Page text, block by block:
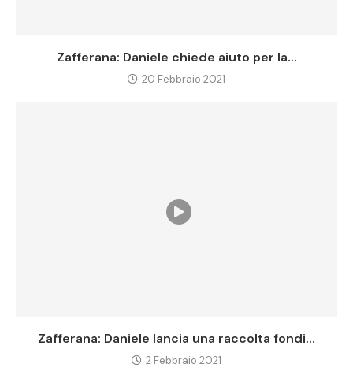
Zafferana: Daniele chiede aiuto per la...
20 Febbraio 2021
Zafferana: Daniele lancia una raccolta fondi...
2 Febbraio 2021